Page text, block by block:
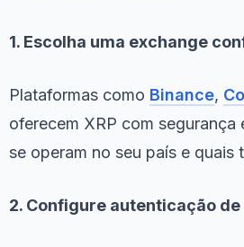
1. Escolha uma exchange
Plataformas como Binance,
oferecem XRP com segurança
se operam no seu país e quais
2. Configure autenticação de